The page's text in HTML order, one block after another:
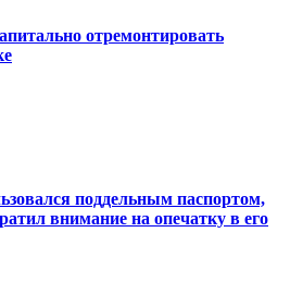
отремонтировать
поддельным паспортом,
внимание на опечатку в его